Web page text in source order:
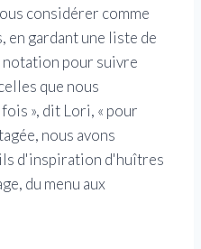
considérer comme
en gardant une liste de
notation pour suivre
que nous
», dit Lori, « pour
nous avons
d'inspiration d'huîtres
du menu aux